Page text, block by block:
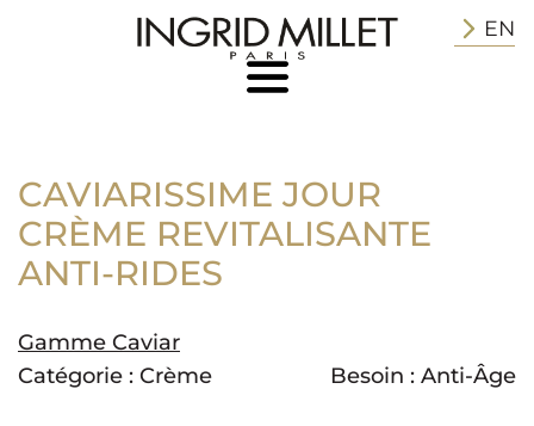
EN
CAVIARISSIME JOUR
CRÈME REVITALISANTE
ANTI-RIDES
Gamme Caviar
Catégorie : Crème Besoin : Anti-Âge